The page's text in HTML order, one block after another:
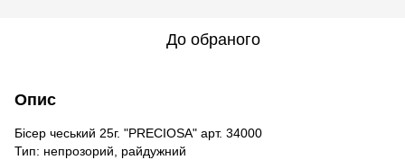
До обраного
Опис
Бісер чеський 25г. "PRECIOSA" арт. 34000
Тип: непрозорий, райдужний